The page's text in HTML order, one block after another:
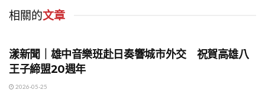
相關的文章
漾新聞｜雄中音樂班赴日奏響城市外交 祝賀高雄八
王子締盟20週年
2026-05-25